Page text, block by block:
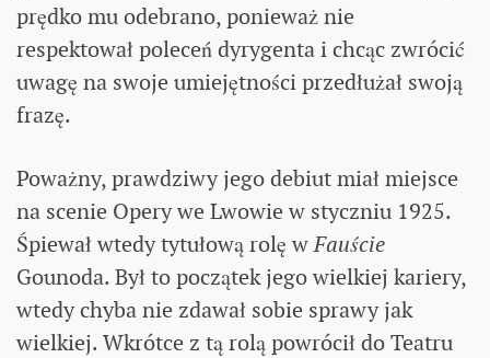
prędko mu odebrano, ponieważ nie
respektował poleceń dyrygenta i chcąc zwrócić
uwagę na swoje umiejętności przedłużał swoją
frazę.
Poważny, prawdziwy jego debiut miał miejsce
na scenie Opery we Lwowie w styczniu 1925.
Śpiewał wtedy tytułową rolę wFauście
Gounoda. Był to początek jego wielkiej kariery,
wtedy chyba nie zdawał sobie sprawy jak
wielkiej. Wkrótce z tą rolą powrócił do Teatru